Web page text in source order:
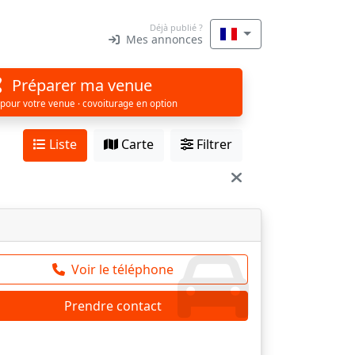
Déjà publié ?
Mes annonces
Préparer ma venue
votre venue · covoiturage en option
Liste Carte Filtrer
Voir le téléphone
Prendre contact